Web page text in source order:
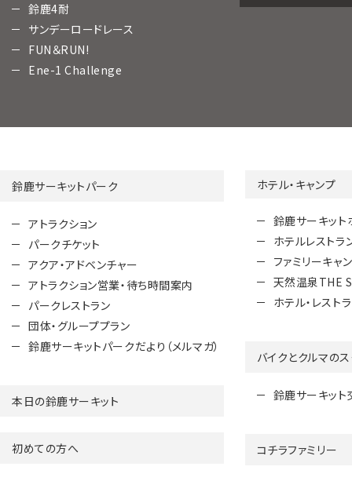
鈴鹿4耐
サンデーロードレース
FUN＆RUN!
Ene-1 Challenge
鈴鹿サーキットパーク
アトラクション
パークチケット
アクア・アドベンチャー
アトラクション営業・待ち時間案内
パークレストラン
団体・グループプラン
鈴鹿サーキットパークだより（メルマガ）
本日の鈴鹿サーキット
初めての方へ
ホテル・キャンプ
鈴鹿サーキット
ホテルレストラ
ファミリーキャ
天然温泉THE
ホテル・レスト
バイクとクルマの
鈴鹿サーキッ
コチラファミリー